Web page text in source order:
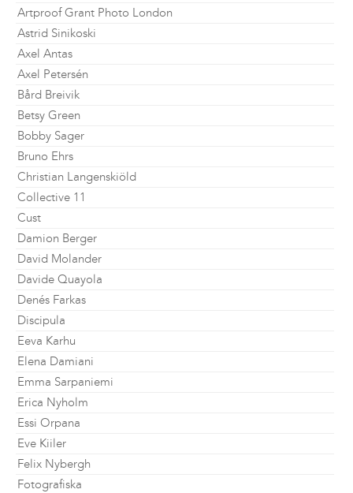
Artproof Grant Photo London
Astrid Sinikoski
Axel Antas
Axel Petersén
Bård Breivik
Betsy Green
Bobby Sager
Bruno Ehrs
Christian Langenskiöld
Collective 11
Cust
Damion Berger
David Molander
Davide Quayola
Denés Farkas
Discipula
Eeva Karhu
Elena Damiani
Emma Sarpaniemi
Erica Nyholm
Essi Orpana
Eve Kiiler
Felix Nybergh
Fotografiska